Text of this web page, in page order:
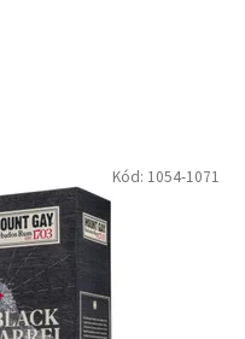
Kód: 1054-1071